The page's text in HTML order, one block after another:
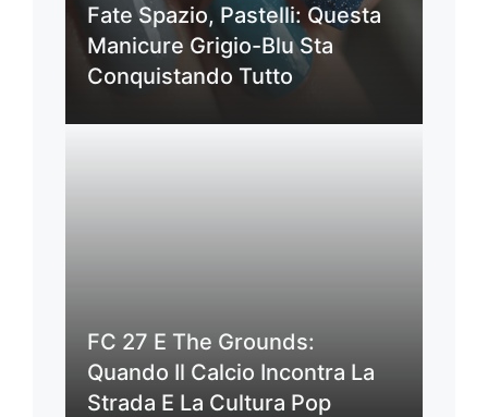
Fate Spazio, Pastelli: Questa
Manicure Grigio-Blu Sta
Conquistando Tutto
FC 27 E The Grounds:
Quando Il Calcio Incontra La
Strada E La Cultura Pop